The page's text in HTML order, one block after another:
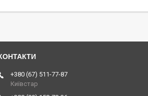
+380 (67) 511-77-87
Київстар